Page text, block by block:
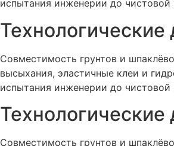
испытания инженерии до чистовой
Технологические
Совместимость грунтов и
высыхания, эластичные клеи и
испытания инженерии до чистовой
Технологические
Совместимость грунтов и